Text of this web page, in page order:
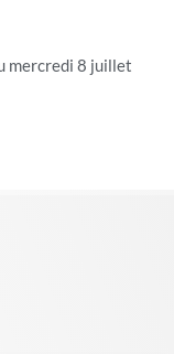
mercredi 8 juillet